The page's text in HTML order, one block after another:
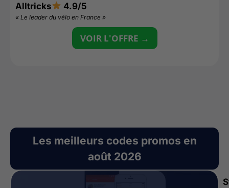
Alltricks 4.9/5
« Le leader du vélo en France »
VOIR L'OFFRE →
Les meilleurs codes promos en
août 2026